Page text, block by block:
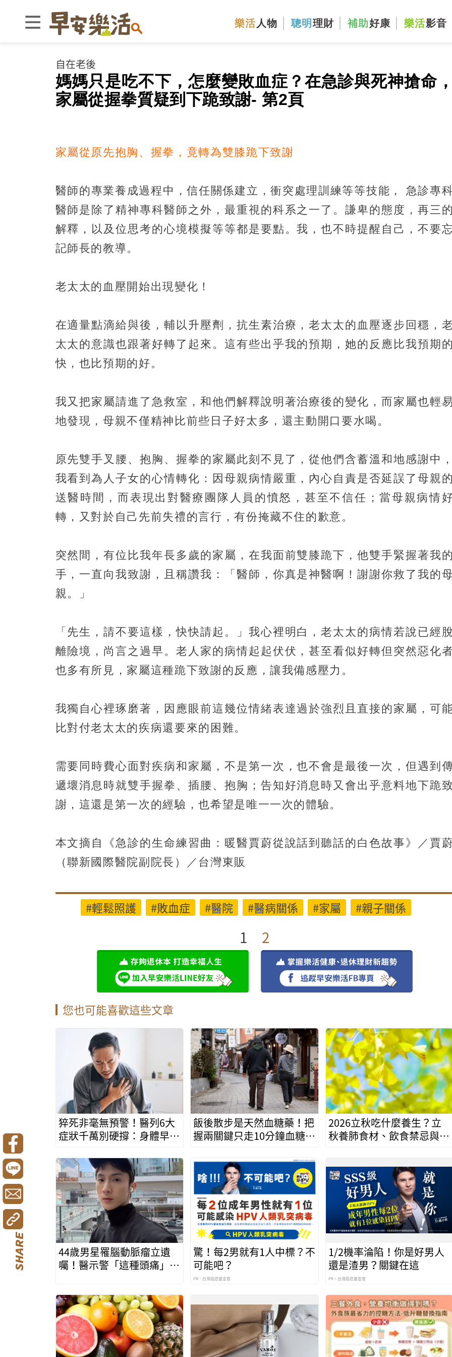
樂活 人物 聰明 理財 補助好康 樂活影音
自在老後
媽媽只是吃不下，怎麼變敗血症？在急診與死神搶命，
家屬從握拳質疑到下跪致謝- 第2頁
家屬從原先抱胸、握拳，竟轉為雙膝跪下致謝
醫師的專業養成過程中，信任關係建立，衝突處理訓練等等技能， 急診專
醫師是除了精神專科醫師之外，最重視的科系之一了。謙卑的態度，再三的
解釋，以及位思考的心境模擬等等都是要點。我，也不時提醒自己，不要
記師長的教導。
老太太的血壓開始出現變化！
在適量點滴給與後，輔以升壓劑，抗生素治療，老太太的血壓逐步回穩，老
太太的意識也跟著好轉了起來。這有些出乎我的預期，她的反應比我預期的
快，也比預期的好。
我又把家屬請進了急救室，和他們解釋說明著治療後的變化，而家屬也輕易
地發現，母親不僅精神比前些日子好太多，還主動開口要水喝。
原先雙手叉腰、抱胸、握拳的家屬此刻不見了，從他們含蓄溫和地感謝中，
我看到為人子女的心情轉化：因母親病情嚴重，內心自責是否延誤了母親的
送醫時間，而表現出對醫療團隊人員的憤怒，甚至不信任；當母親病情
轉，又對於自己先前失禮的言行，有份掩藏不住的歉意。
突然間，有位比我年長多歲的家屬，在我面前雙膝跪下，他雙手緊握著我的
手，一直向我致謝，且稱讚我：「醫師，你真是神醫啊！謝謝你救了我的母
親。」
「先生，請不要這樣，快快請起。」我心裡明白，老太太的病情若說已經脫
離險境，尚言之過早。老人家的病情起起伏伏，甚至看似好轉但突然惡化者
也多有所見，家屬這種跪下致謝的反應，讓我備感壓力。
我獨自心裡琢磨著，因應眼前這幾位情緒表達過於強烈且直接的家屬，可
比對付老太太的疾病還要來的困難。
需要同時費心面對疾病和家屬，不是第一次，也不會是最後一次，但遇到
遞壞消息時就雙手握拳、插腰、抱胸；告知好消息時又會出乎意料地下跪致
謝，這還是第一次的經驗，也希望是唯一一次的體驗。
本文摘自《急診的生命練習曲：暖醫賈蔚從說話到聽話的白色故事》／賈蔚
（聯新國際醫院副院長）／台灣東販
#輕鬆照護 #敗血症 #醫院 #醫病關係 #家屬 #親子關係
1 2
您也可能喜歡這些文章
猝死非毫無預警！醫列6大
症狀千萬別硬撐：身體早有
飯後散步是天然血糖藥！把
握兩關鍵只走10分鐘血糖降
2026立秋吃什麼養生？立
秋養肺食材、飲食禁忌與防
44歲男星罹腦動脈瘤立遺
囑！醫示警「這種頭痛」千
驚！每2男就有1人中標？不
可能吧？
PR・台灣癌症基金會
1/2機率淪陷！你是好男人
還是渣男？關鍵在這
PR・台灣癌症基金會